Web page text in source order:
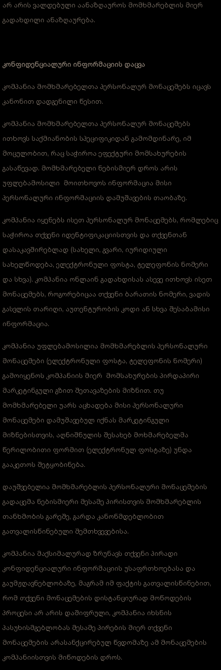
არ არის ვალდებული აანაზღაუროს მომხმარებლის მიერ
გადახდილი ანაზღაურება.
კონფიდენციალური ინფორმაციის დაცვა
კომპანია მომხმარებელთა პერსონალურ მონაცემებს იცავს
კანონით დადგენილი წესით.
კომპანია მომხმარებელთა პერსონალურ მონაცემებს
ითხოვს საქმიანობის სპეციფიკიდან გამომდინარე, იმ
მოცულობით, რაც საჭიროა ეფექტური მომსახურების
გასაწევად. მომხმარებელი ნებისმიერ დროს არის
უფლებამოსილი მოითხოვოს ინფორმაცია მისი
პერსონალური ინფორმაციის დამუშავების თაობაზე.
კომპანია იყენებს ისეთ პერსონალურ მონაცემებს, რომლებიც
საჭიროა თქვენი იდენტიფიკაციისთვის და თქვენთან
დასაკავშირებლად (სახელი, გვარი, იურიდიული
სახელწოდება, ელექტრონული ფოსტა, ტელეფონის ნომერი
და სხვა). კომპანია ონლაინ გადახდისას ასევე ითხოვს ისეთ
მონაცემებს, როგორებიცაა თქვენი ბარათის ნომერი, ვადის
გასვლის თარიღი, აუთენტურობის კოდი ან სხვა შესაბამისი
ინფორმაცია.
კომპანია უფლებამოსილია მომხმარებლის პერსონალური
მონაცემები (ელექტრონული ფოსტა, ტელეფონის ნომერი)
გამოიყენოს კომპანიის მიერ მომსახურების პირდაპირი
მარკეტინგული გზით შეთავაზების მიზნით. თუ
მომხმარებელი უარს აცხადება მისი პერსონალური
მონაცემები დამუშავებულ იქნას მარკეტინგული
მიზნებისთვის, აღნიშნულის შესახებ მოხმარებელმა
წერილობითი ფორმით (ელექტრონულ ფოსტაზე) უნდა
გააკეთოს შეტყობინება.
დაუშვებელია მომხმარებლის პერსონალური მონაცემების
გადაცემა ნებისმიერი მესამე პირისთვის მომხმარებლის
თანხმობის გარეშე, გარდა კანონმდებლობით
გათვალისწინებული შემთხვევებისა.
კომპანია მაქსიმალურად ზრუნავს თქვენი პირადი
კონფიდენციალური ინფორმაციის უსაფრთხოებასა და
გაუმჟღავნებლობაზე, მაგრამ იმ ფაქტის გათვალისწინებით,
რომ თქვენი მონაცემების დისტანციურად მოწოდების
პროცესი არ არის დაშიფრული, კომპანია იხსნის
პასუხისმგებლობას მესამე პირების მიერ თქვენი
მონაცემების არასანქცირებულ წვდომაზე ამ მონაცემების
კომპანიისთვის მიწოდების დროს.